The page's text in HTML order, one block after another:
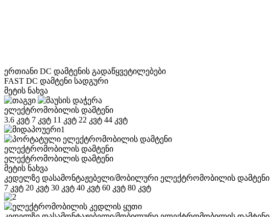
ერთიანი DC დამტენის გადაწყვეტილებები
FAST DC დამტენი სადგური
მეტის ნახვა
ელექტრომობილის დამტენი
3.6 კვტ 7 კვტ 11 კვტ 22 კვტ 44 კვტ
ელექტრომობილის დამტენი
ელექტრომობილის დამტენი
მეტის ნახვა
კედელზე დასამონტაჟებელი/მობილური ელექტრომობილის დამტენი
7 კვტ 20 კვტ 30 კვტ 40 კვტ 60 კვტ 80 კვტ